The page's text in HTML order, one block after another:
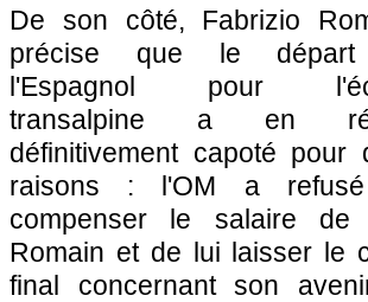
De son côté, Fabrizio
précise que le
l'Espagnol pour
transalpine a en
définitivement capoté pour
raisons : l'OM a
compenser le salaire de
Romain et de lui laisser le
final concernant son